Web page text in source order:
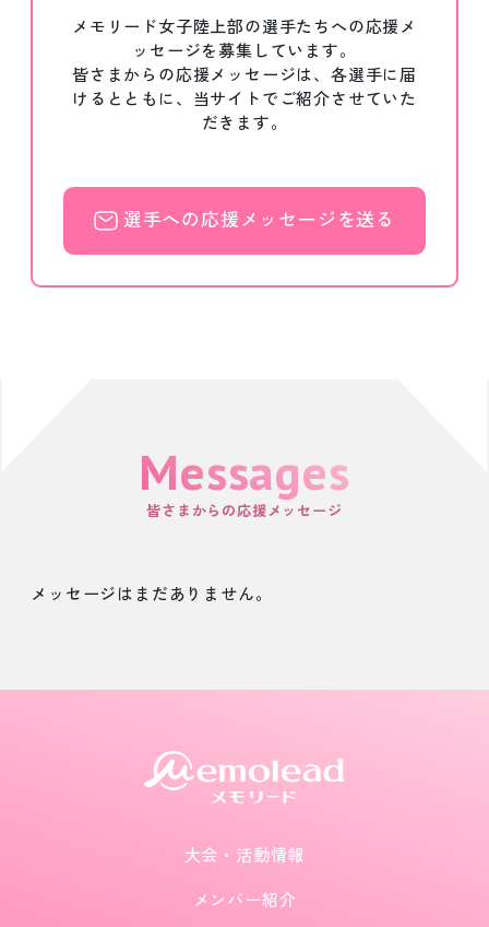
メモリード女子陸上部の選手たちへの応援メ
ッセージを募集しています。
皆さまからの応援メッセージは、各選手に届
けるとともに、当サイトでご紹介させていた
だきます。
選手への応援メッセージを送る
Messages
皆さまからの応援メッセージ
メッセージはまだありません。
大会・活動情報
メンバー紹介